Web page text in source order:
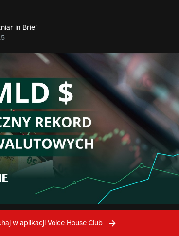
in Brief
w aplikacji Voice House Club